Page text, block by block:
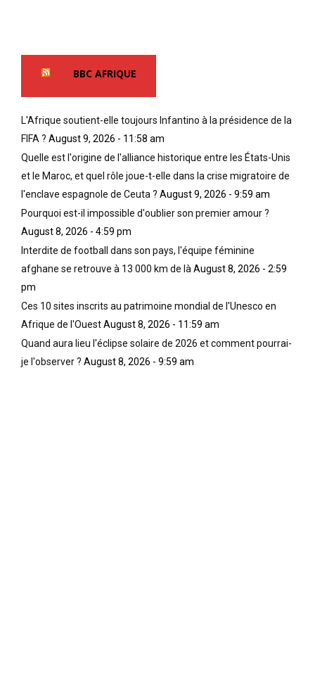
BBC AFRIQUE
L'Afrique soutient-elle toujours Infantino à la présidence de la
FIFA ? August 9, 2026 - 11:58 am
Quelle est l'origine de l'alliance historique entre les États-Unis
et le Maroc, et quel rôle joue-t-elle dans la crise migratoire de
l'enclave espagnole de Ceuta ? August 9, 2026 - 9:59 am
Pourquoi est-il impossible d'oublier son premier amour ?
August 8, 2026 - 4:59 pm
Interdite de football dans son pays, l'équipe féminine
afghane se retrouve à 13 000 km de làAugust 8, 2026 - 2:59
pm
Ces 10 sites inscrits au patrimoine mondial de l'Unesco en
Afrique de l'OuestAugust 8, 2026 - 11:59 am
Quand aura lieu l'éclipse solaire de 2026 et comment pourrai-
je l'observer ? August 8, 2026 - 9:59 am